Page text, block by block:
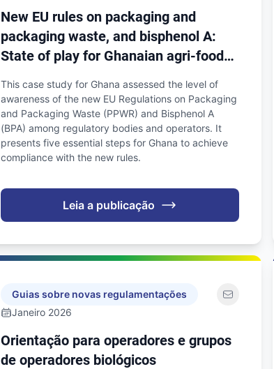
New EU rules on packaging and
packaging waste, and bisphenol A:
State of play for Ghanaian agri-food
This case study for Ghana assessed the level of
awareness of the new EU Regulations on Packaging
and Packaging Waste (PPWR) and Bisphenol A
(BPA) among regulatory bodies and operators. It
presents five essential steps for Ghana to achieve
compliance with the new rules.
Leia a publicação
Guias sobre novas regulamentações
Janeiro 2026
Orientação para operadores e grupos
de operadores biológicos